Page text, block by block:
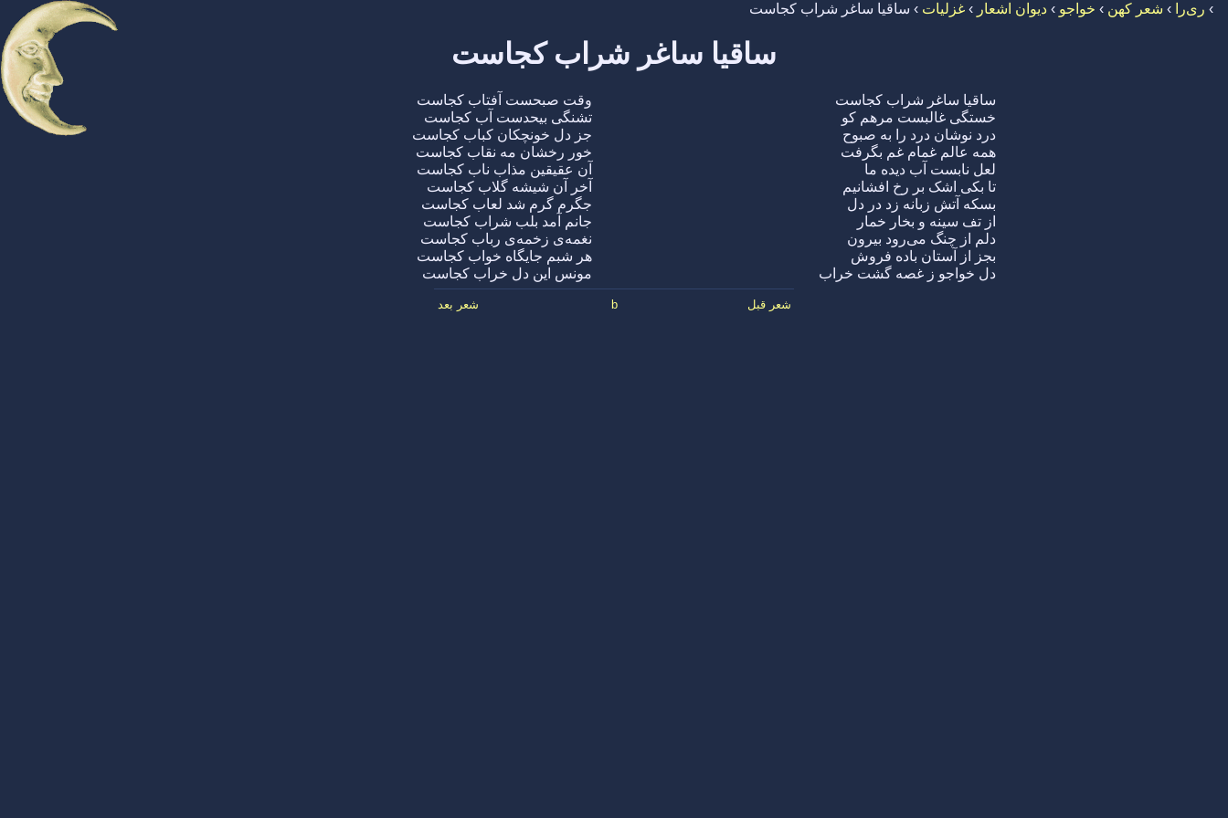
› ری‌را › شعر کهن › خواجو › دیوان اشعار › غزلیات › ساقیا ساغر شراب کجاست
ساقیا ساغر شراب کجاست
ساقیا ساغر شراب کجاست
وقت صبحست آفتاب کجاست
خستگی غالبست مرهم کو
تشنگی بیحدست آب کجاست
درد نوشان درد را به صبوح
جز دل خونچکان کباب کجاست
همه عالم غمام غم بگرفت
خور رخشان مه نقاب کجاست
لعل نابست آب دیده ما
آن عقیقین مذاب ناب کجاست
تا بکی اشک بر رخ افشانیم
آخر آن شیشه گلاب کجاست
بسکه آتش زبانه زد در دل
جگرم گرم شد لعاب کجاست
از تف سینه و بخار خمار
جانم آمد بلب شراب کجاست
دلم از چنگ می‌رود بیرون
نغمه‌ی زخمه‌ی رباب کجاست
بجز از آستان باده فروش
هر شبم جایگاه خواب کجاست
دل خواجو ز غصه گشت خراب
مونس این دل خراب کجاست
شعر قبل b شعر بعد